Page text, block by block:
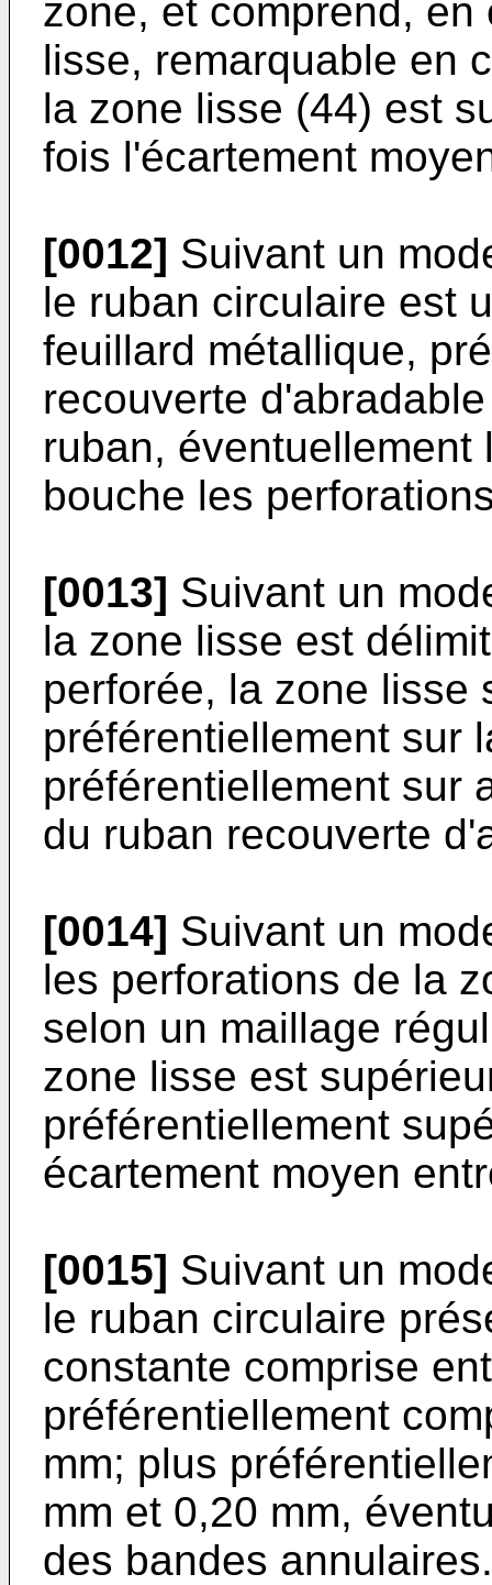
zone, et comprend,
lisse, remarquable en
la zone lisse (44) est
fois l'écartement
[0012] Suivant un
le ruban circulaire est
feuillard métallique,
recouverte
ruban,
bouche les
[0013] Suivant un
la zone lisse est
perforée, la zone lisse
préférentiellement sur
préférentiellement sur
du ruban recouverte
[0014] Suivant un
les perforations de la
selon un maillage
zone lisse est
préférentiellement
écartement moyen
[0015] Suivant un
le ruban circulaire
constante comprise
préférentiellement
mm; plus
mm et 0,20 mm,
des bandes annulaires.